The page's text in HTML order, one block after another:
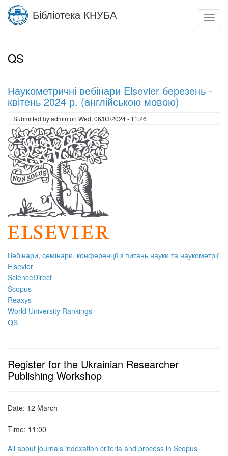
Skip
main
Бібліотека КНУБА
QS
Наукометричні вебінари Elsevier березень -
квітень 2024 р. (англійською мовою)
Submitted byadmin on Wed, 06/03/2024 - 11:26
Вебінари, семінари, конференції з питань науки та наукометрії
Elsevier
ScienceDirect
Scopus
Reaxys
World University Rankings
QS
Register for the Ukrainian Researcher
Publishing Workshop
Date: 12 March
Time: 11:00
All about journals indexation criteria and process in Scopus